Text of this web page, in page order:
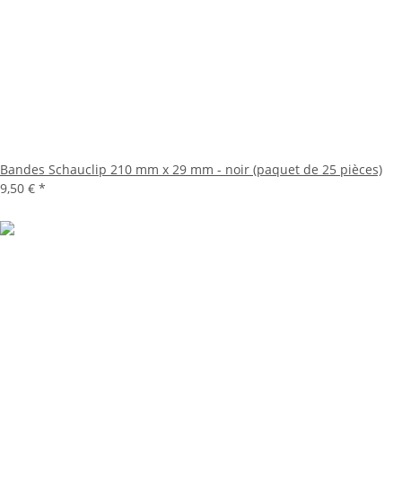
Bandes Schauclip 210 mm x 29 mm - noir (paquet de 25 pièces)
9,50 € *